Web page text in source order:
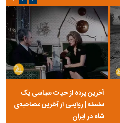
آخرین پرده از حیات سیاسی یک
سلسله | روایتی از آخرین مصاحبه‌ی
شاه در ایران